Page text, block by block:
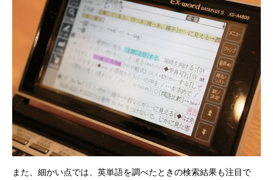
また、細かい点では、英単語を調べたときの検索結果も注目で